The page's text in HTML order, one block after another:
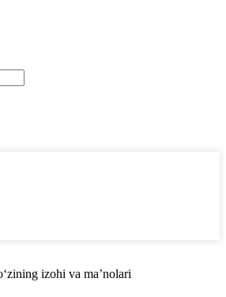
izohi va ma’nolari